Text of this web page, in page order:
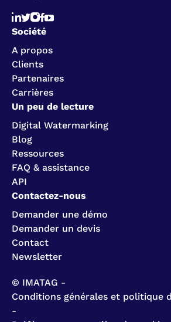
Société
A propos
Clients
Partenaires
Carrières
Un peu de lecture
Digital Watermarking
Blog
Ressources
FAQ & assistance
API
Contactez-nous
Demander une démo
Demander un devis
Contact
Newsletter
© IMATAG -
Conditions générales et politique
-